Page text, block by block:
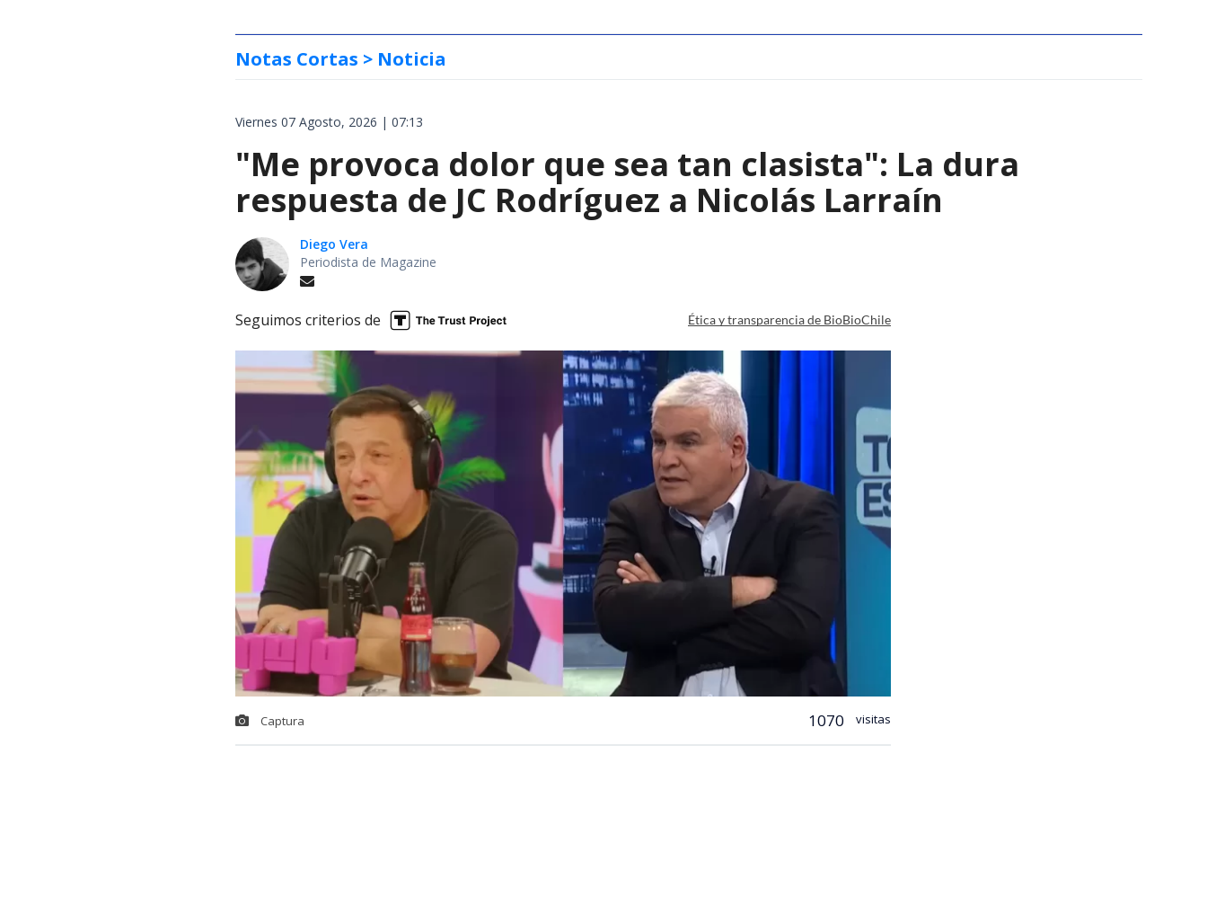
Notas Cortas > Noticia
Viernes 07 Agosto, 2026 | 07:13
"Me provoca dolor que sea tan clasista": La dura
respuesta de JC Rodríguez a Nicolás Larraín
Diego Vera
Periodista de Magazine
Seguimos criterios de Ética y transparencia de BioBioChile
Captura 1070 visitas